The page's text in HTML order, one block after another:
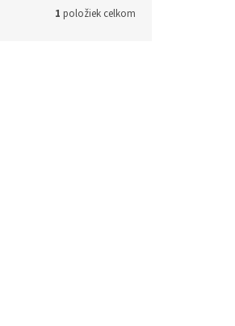
1 položiek celkom